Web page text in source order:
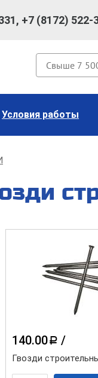
+7 (8172) 522-
Поиск
Условия работы
140.00 a /
Гвозди